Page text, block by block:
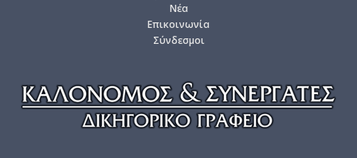
Νέα
Επι­κοι­νω­νία
Σύν­δε­σμοι